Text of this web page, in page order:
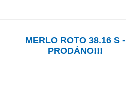
MERLO ROTO 38.16 S -
PRODÁNO!!!